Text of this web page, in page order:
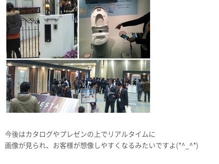
今後はカタログやプレゼンの上でリアルタイムに
画像が見られ、お客様が想像しやすくなるみたいですよ(*^_^*)